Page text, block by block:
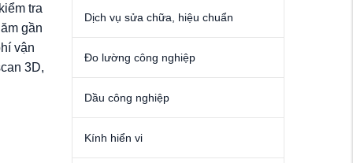
tra
gần
vận
3D,
Dịch vụ sửa chữa, hiệu chuẩn
Đo lường công nghiệp
Dầu công nghiệp
Kính hiển vi